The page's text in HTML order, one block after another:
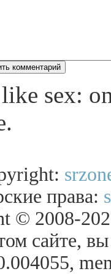
sex:
права:
© 2008-
сайте,